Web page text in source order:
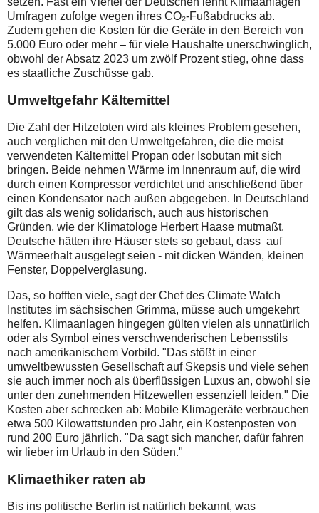
Umfragen zufolge wegen ihres CO₂-Fußabdrucks ab.
Zudem gehen die Kosten für die Geräte in den Bereich von
5.000 Euro oder mehr – für viele Haushalte unerschwinglich,
obwohl der Absatz 2023 um zwölf Prozent stieg, ohne dass
es staatliche Zuschüsse gab.
Umweltgefahr Kältemittel
Die Zahl der Hitzetoten wird als kleines Problem gesehen,
auch verglichen mit den Umweltgefahren, die die meist
verwendeten Kältemittel Propan oder Isobutan mit sich
bringen. Beide nehmen Wärme im Innenraum auf, die wird
durch einen Kompressor verdichtet und anschließend über
einen Kondensator nach außen abgegeben. In Deutschland
gilt das als wenig solidarisch, auch aus historischen
Gründen, wie der Klimatologe Herbert Haase mutmaßt.
Deutsche hätten ihre Häuser stets so gebaut, dass auf
Wärmeerhalt ausgelegt seien - mit dicken Wänden, kleinen
Fenster, Doppelverglasung.
Das, so hofften viele, sagt der Chef des Climate Watch
Institutes im sächsischen Grimma, müsse auch umgekehrt
helfen. Klimaanlagen hingegen gülten vielen als unnatürlich
oder als Symbol eines verschwenderischen Lebensstils
nach amerikanischem Vorbild. "Das stößt in einer
umweltbewussten Gesellschaft auf Skepsis und viele sehen
sie auch immer noch als überflüssigen Luxus an, obwohl sie
unter den zunehmenden Hitzewellen essenziell leiden." Die
Kosten aber schrecken ab: Mobile Klimageräte verbrauchen
etwa 500 Kilowattstunden pro Jahr, ein Kostenposten von
rund 200 Euro jährlich. "Da sagt sich mancher, dafür fahren
wir lieber im Urlaub in den Süden."
Klimaethiker raten ab
Bis ins politische Berlin ist natürlich bekannt, was